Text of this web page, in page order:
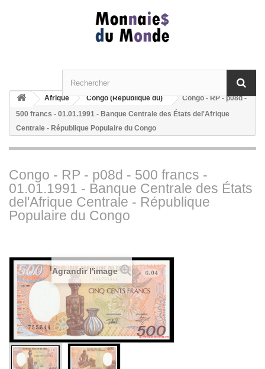
Afrique Congo (République du)
Congo - RP - p08d -
500 francs - 01.01.1991 - Banque Centrale des États del'Afrique
Centrale - République Populaire du Congo
Congo - RP - p08d - 500 francs -
01.01.1991 - Banque Centrale des États
del'Afrique Centrale - République
Populaire du Congo
Agrandir l'image